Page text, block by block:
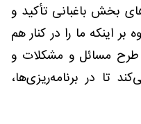
بخش باغبانی تأکید و
بر اینکه ما را در کنار هم
طرح مسائل و مشکلات و
تا در برنامه‌ریزی‌ها،